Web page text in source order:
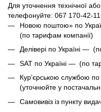
Для уточнення технічної
телефонуйте: 067 170-42-11
Новою поштою» по
(по тарифам компанії)
Делівері по Україні —
SAT по Україні — (по
Кур'єрською службою по
(уточнюйте у
Самовивіз із пункту